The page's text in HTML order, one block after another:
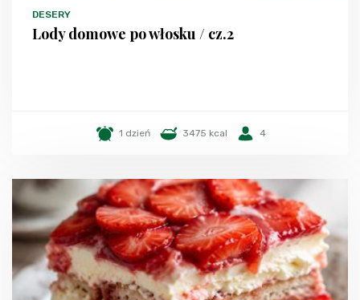
DESERY
Lody domowe po włosku / cz.2
1 dzień 3475 kcal 4